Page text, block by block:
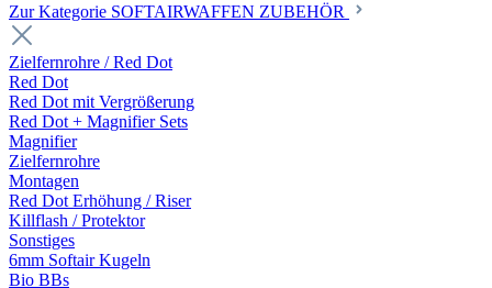
Zur Kategorie SOFTAIRWAFFEN ZUBEHÖR
Zielfernrohre / Red Dot
Red Dot
Red Dot mit Vergrößerung
Red Dot + Magnifier Sets
Magnifier
Zielfernrohre
Montagen
Red Dot Erhöhung / Riser
Killflash / Protektor
Sonstiges
6mm Softair Kugeln
Bio BBs